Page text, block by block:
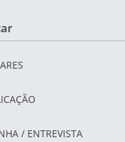
/ ENTREVISTA